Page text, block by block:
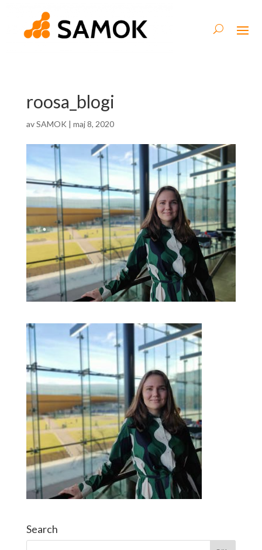
roosa_blogi
avSAMOK | maj 8, 2020
Search